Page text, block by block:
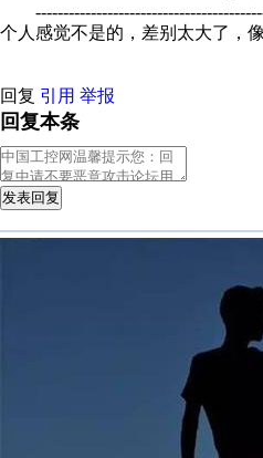
个人感觉不是的，差别太大了，
回复 引用 举报
回复本条
发表回复